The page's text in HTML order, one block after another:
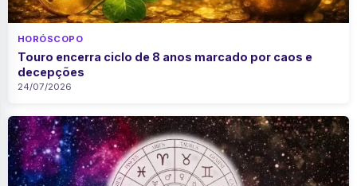
HORÓSCOPO
Touro encerra ciclo de 8 anos marcado por caos e
decepções
24/07/2026